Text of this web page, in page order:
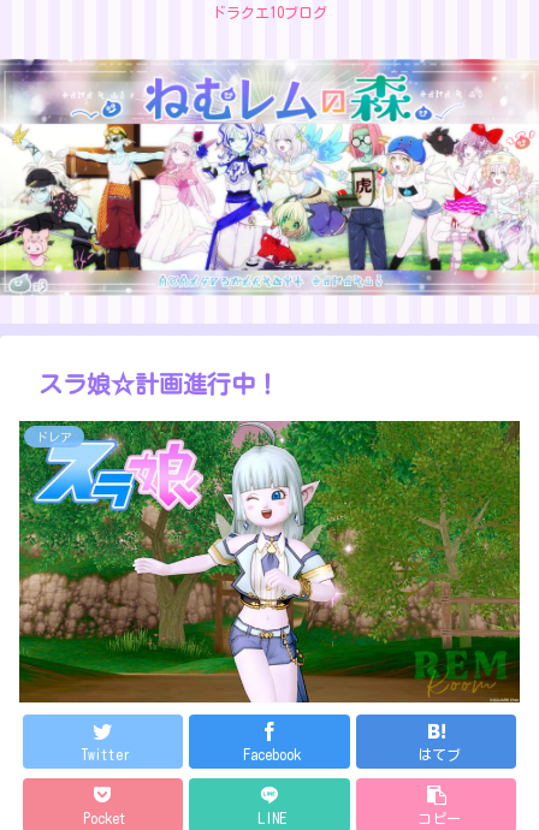
ドラクエ10ブログ
スラ娘☆計画進行中！
ドレア
Twitter Facebook はてブ
Pocket LINE コピー